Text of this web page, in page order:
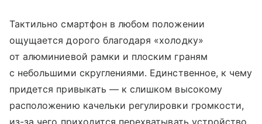
Тактильно смартфон в любом положении
ощущается дорого благодаря «холодку»
от алюминиевой рамки и плоским граням
с небольшими скруглениями. Единственное, к чему
придется привыкать — к слишком высокому
расположению качельки регулировки громкости,